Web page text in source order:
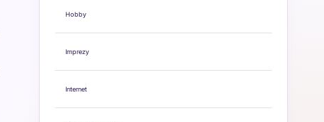
Hobby
Imprezy
Internet